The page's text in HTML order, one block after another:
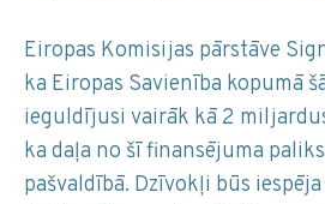
Eiropas Komisijas pārstāve
ka Eiropas Savienība kopumā
ieguldījusi vairāk kā 2
ka daļa no šī finansējuma
pašvaldībā. Dzīvokļi būs